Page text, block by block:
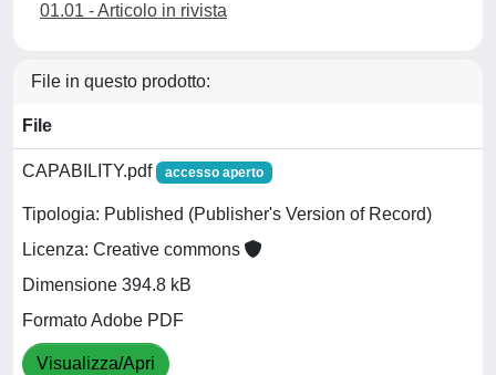
01.01 - Articolo in rivista
File in questo prodotto:
File
CAPABILITY.pdf accesso aperto
Tipologia: Published (Publisher's Version of Record)
Licenza: Creative commons
Dimensione 394.8 kB
Formato Adobe PDF
Visualizza/Apri